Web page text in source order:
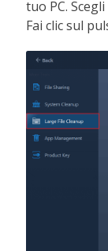
tuo PC.
Fai clic sul